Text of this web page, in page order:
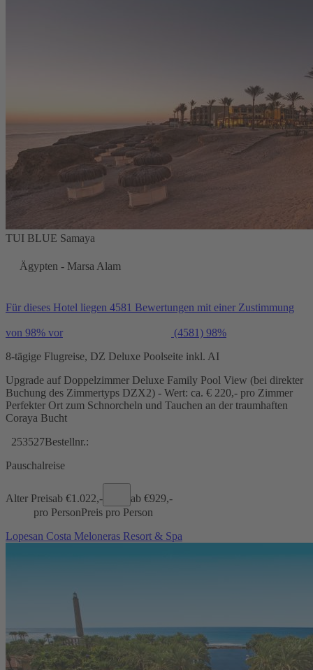
TUI BLUE Samaya
Ägypten - Marsa Alam
Für dieses Hotel liegen 4581 Bewertungen mit einer Zustimmung
von 98% vor (4581) 98%
8-tägige Flugreise, DZ Deluxe Poolseite inkl. AI
Upgrade auf Doppelzimmer Deluxe Family Pool View (bei direkter
Buchung des Zimmertyps DZX2) - Wert: ca. € 220,- pro Zimmer
Perfekter Ort zum Schnorcheln und Tauchen an der traumhaften
Coraya Bucht
253527Bestellnr.:
Pauschalreise
Alter Preisab €1.022,- ab €929,-
pro PersonPreis pro Person
Lopesan Costa Meloneras Resort & Spa